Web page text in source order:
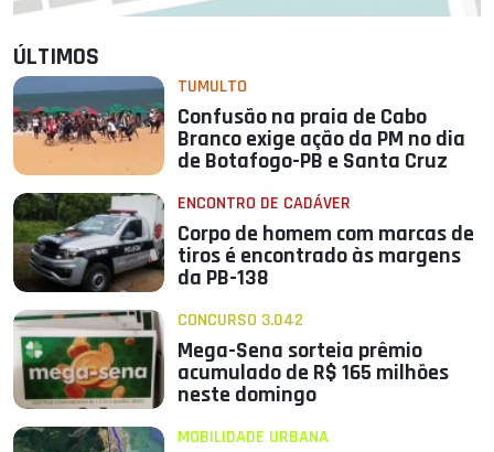
ÚLTIMOS
TUMULTO
Confusão na praia de Cabo
Branco exige ação da PM no dia
de Botafogo-PB e Santa Cruz
ENCONTRO DE CADÁVER
Corpo de homem com marcas de
tiros é encontrado às margens
da PB-138
CONCURSO 3.042
Mega-Sena sorteia prêmio
acumulado de R$ 165 milhões
neste domingo
MOBILIDADE URBANA